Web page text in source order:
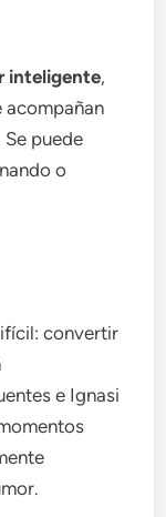
inteligente,
acompañan
puede
o
convertir
e Ignasi